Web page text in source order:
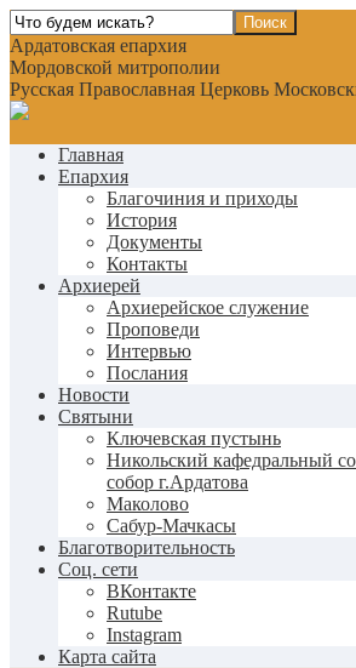
Ардатовская епархия
Мордовской митрополии
Русская Православная Церковь
Главная
Епархия
Благочиния и приходы
История
Документы
Контакты
Архиерей
Архиерейское служение
Проповеди
Интервью
Послания
Новости
Святыни
Ключевская пустынь
Никольский кафедральный
собор г.Ардатова
Маколово
Сабур-Мачкасы
Благотворительность
Соц. сети
ВКонтакте
Rutube
Instagram
Карта сайта